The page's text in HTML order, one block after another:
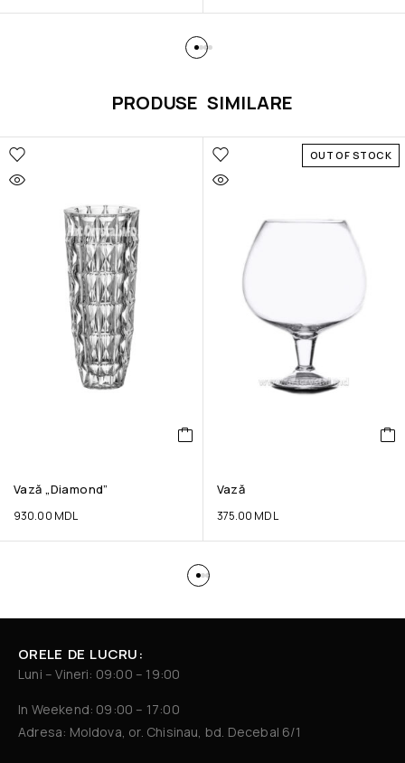
PRODUSE SIMILARE
Vază „Diamond”
930.00 MDL
OUT OF STOCK
Vază
375.00 MDL
ORELE DE LUCRU:
Luni – Vineri: 09:00 – 19:00
In Weekend: 09:00 – 17:00
Adresa: Moldova, or. Chisinau, bd. Decebal 6/1